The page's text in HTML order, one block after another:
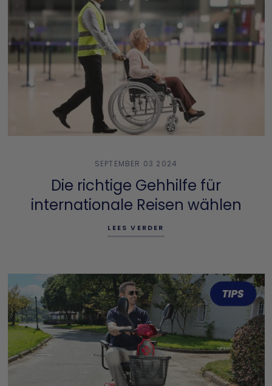
SEPTEMBER 03 2024
Die richtige Gehhilfe für
internationale Reisen wählen
LEES VERDER